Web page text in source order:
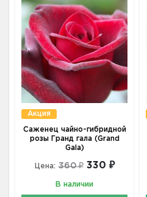
Акция
Саженец чайно-гибридной
розы Гранд гала (Grand
Gala)
Цена: 360 ₽ 330 ₽
В наличии